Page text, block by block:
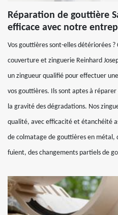
Réparation de gouttière
efficace avec notre
Vos gouttières sont-elles détériorées
couverture et zinguerie Reinhard
un zingueur qualifié pour effectuer
vos gouttières. Ils sont aptes à
la gravité des dégradations. Nos
qualité, avec efficacité et étanchéité
de colmatage de gouttières en métal,
fuient, des changements partiels de